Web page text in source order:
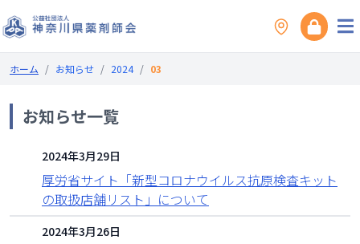
ホーム / お知らせ / 2024 / 03
お知らせ一覧
2024年3月29日
厚労省サイト「新型コロナウイルス抗原検査キット
の取扱店舗リスト」について
2024年3月26日